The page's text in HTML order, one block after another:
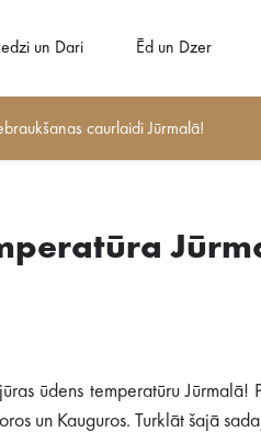
un Dari Ēd un Dzer
caurlaidi Jūrmalā!
ūdens temperatūru
un Kauguros. Turklāt šajā